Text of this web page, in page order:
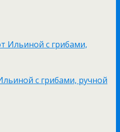
с грибами, ручной